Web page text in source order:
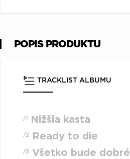
POPIS PRODUKTU
TRACKLIST ALBUMU
/1 Nižšia kasta
/2 Ready to die
/3 Všetko bude dobré